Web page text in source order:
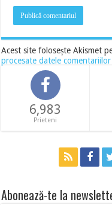
Acest site folosește Akismet
procesate datele
6,983
Prieteni
Abonează-te la